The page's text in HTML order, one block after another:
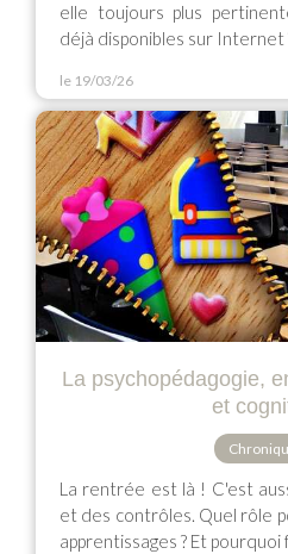
elle toujours plus
déjà disponibles sur Internet
le 19/03/26
La psychopédagogie,
et
La rentrée est là ! C'est
et des contrôles. Quel rôle
apprentissages ? Et pourquoi